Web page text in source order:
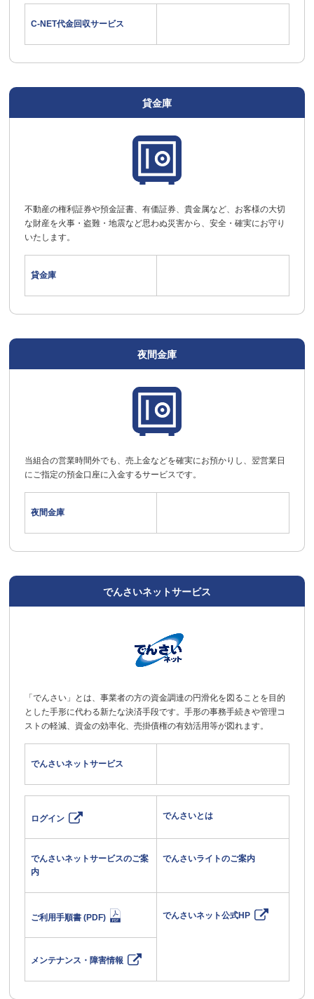
C-NET代金回収サービス
貸金庫
不動産の権利証券や預金証書、有価証券、貴金属など、お客様の大切
な財産を火事・盗難・地震など思わぬ災害から、安全・確実にお守り
いたします。
貸金庫
夜間金庫
当組合の営業時間外でも、売上金などを確実にお預かりし、翌営業日
にご指定の預金口座に入金するサービスです。
夜間金庫
でんさいネットサービス
「でんさい」とは、事業者の方の資金調達の円滑化を図ることを目的
とした手形に代わる新たな決済手段です。手形の事務手続きや管理コ
ストの軽減、資金の効率化、売掛債権の有効活用等が図れます。
でんさいネットサービス
ログイン でんさいとは
でんさいネットサービスのご案
内
でんさいライトのご案内
ご利用手順書 (PDF) でんさいネット公式HP
メンテナンス・障害情報